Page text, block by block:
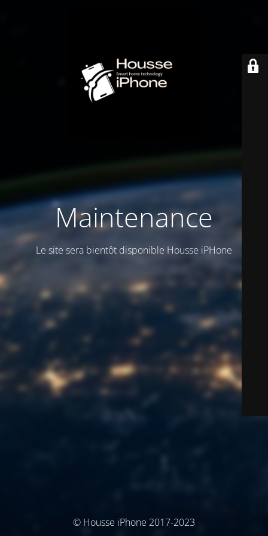
Maintenance
Le site sera bientôt disponible Housse iPHone
© Housse iPhone 2017-2023